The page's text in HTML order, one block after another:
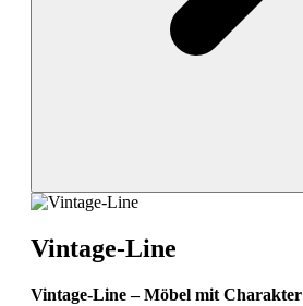
Vintage-Line
Vintage-Line – Möbel mit Charakter